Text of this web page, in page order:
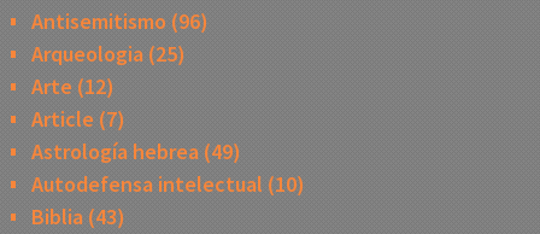
Antisemitismo (96)
Arqueologia(25)
Arte (12)
Article (7)
Astrología hebrea(49)
Autodefensa intelectual (10)
Biblia(43)